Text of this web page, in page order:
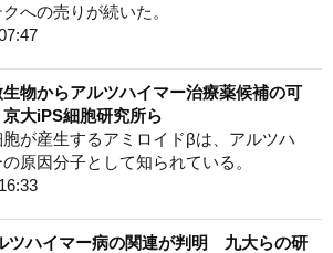
への売りが続いた。
生物からアルツハイマー治療薬候補の可
大iPS細胞研究所ら
が産生するアミロイドβは、アルツハ
原因分子として知られている。
ツハイマー病の関連が判明 九大らの研